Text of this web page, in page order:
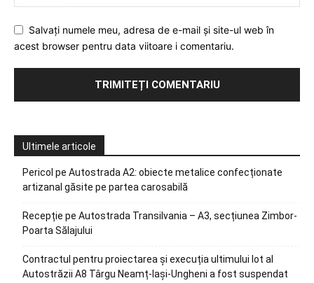
Salvați numele meu, adresa de e-mail și site-ul web în
acest browser pentru data viitoare i comentariu.
Ultimele articole
Pericol pe Autostrada A2: obiecte metalice confecționate
artizanal găsite pe partea carosabilă
Recepție pe Autostrada Transilvania – A3, secțiunea Zimbor-
Poarta Sălajului
Contractul pentru proiectarea și execuția ultimului lot al
Autostrăzii A8 Târgu Neamț-Iași-Ungheni a fost suspendat